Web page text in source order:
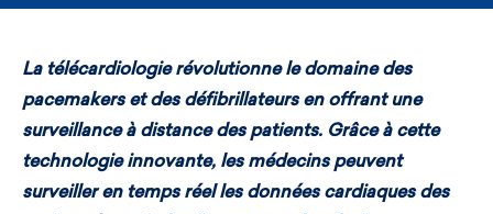
La télécardiologierévolutionne le domaine des
pacemakers et desdéfibrillateursen offrant une
surveillance à distance des patients. Grâce à cette
technologie innovante, les médecins peuvent
surveiller en temps réel les données cardiaques des